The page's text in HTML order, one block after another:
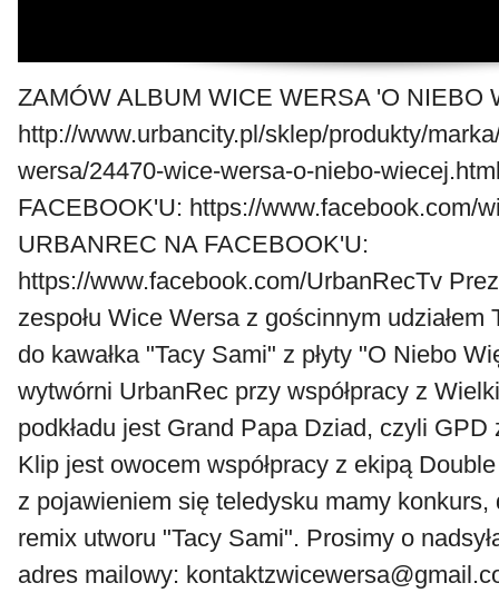
ZAMÓW ALBUM WICE WERSA 'O NIEBO
http://www.urbancity.pl/sklep/produkty/
wersa/24470-wice-wersa-o-niebo-
FACEBOOK'U: https://www.facebook.com/
URBANREC NA FACEBOOK'U:
https://www.facebook.com/UrbanRecTv
zespołu Wice Wersa z gościnnym udziałem
do kawałka "Tacy Sami" z płyty "O Niebo
wytwórni UrbanRec przy współpracy z
podkładu jest Grand Papa Dziad, czyli
Klip jest owocem współpracy z ekipą
z pojawieniem się teledysku mamy konkurs,
remix utworu "Tacy Sami". Prosimy o
adres mailowy: